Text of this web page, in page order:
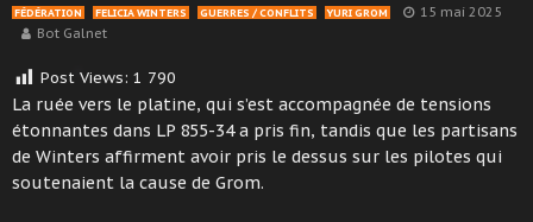
FÉDÉRATION FELICIA WINTERS GUERRES / CONFLITS YURI GROM
15 mai 2025
Bot Galnet
Post Views: 1 790
La ruée vers le platine, qui s’est accompagnée de tensions
étonnantes dans LP 855-34 a pris fin, tandis que les partisans
de Winters affirment avoir pris le dessus sur les pilotes qui
soutenaient la cause de Grom.